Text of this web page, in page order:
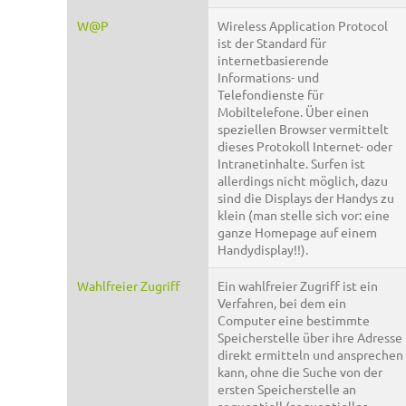
W@P
Wireless Application Protocol
ist der Standard für
internetbasierende
Informations- und
Telefondienste für
Mobiltelefone. Über einen
speziellen Browser vermittelt
dieses Protokoll Internet- oder
Intranetinhalte. Surfen ist
allerdings nicht möglich, dazu
sind die Displays der Handys zu
klein (man stelle sich vor: eine
ganze Homepage auf einem
Handydisplay!!).
Wahlfreier Zugriff
Ein wahlfreier Zugriff ist ein
Verfahren, bei dem ein
Computer eine bestimmte
Speicherstelle über ihre Adresse
direkt ermitteln und ansprechen
kann, ohne die Suche von der
ersten Speicherstelle an